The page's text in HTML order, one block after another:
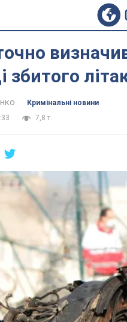
збитого
Кримінальні новини
7,8 т.